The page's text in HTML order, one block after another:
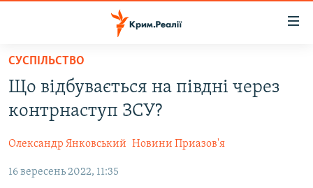
Перейти
основного
матеріалу
до
навігації
ВОДА.КРИМ
ВІДЕО ТА ФОТО
ПОЛІТИКА
БЛОГИ
СУСПІЛЬСТВО
Що відбувається на півдні через
контрнаступ ЗСУ?
Олександр Янковський Новини Приазов'я
16 вересень 2022, 11:35